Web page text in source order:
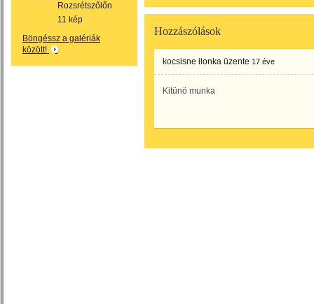
Rozsrétszőlőn
11 kép
Böngéssz a galériák
között!
Hozzászólások
kocsisne ilonka üzente 17 éve
Kitünö munka